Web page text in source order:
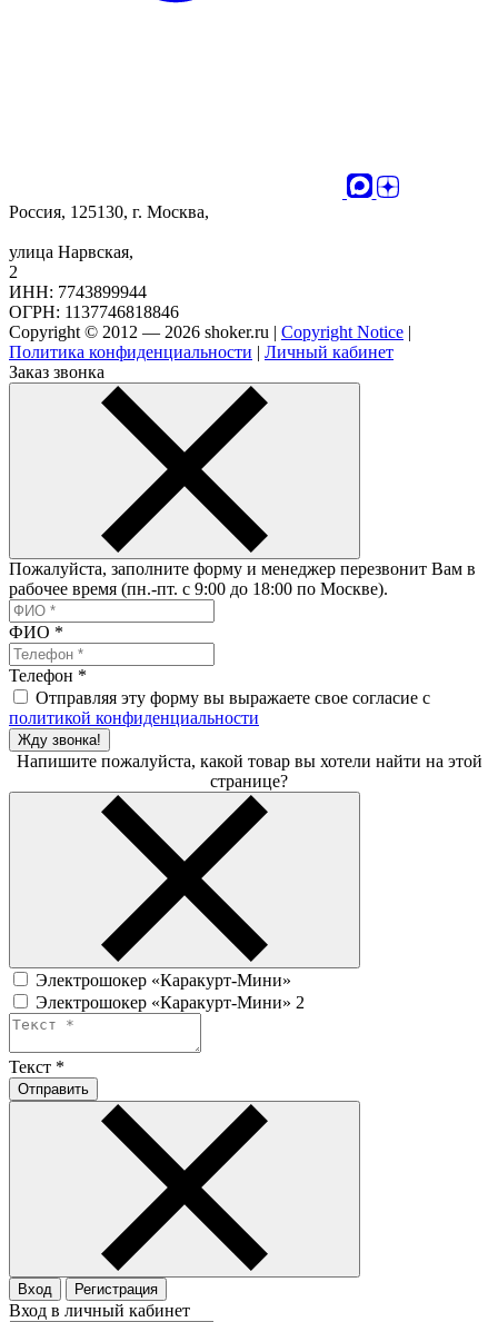
Россия, 125130, г. Москва,
улица Нарвская,
2
ИНН: 7743899944
ОГРН: 1137746818846
Copyright © 2012 — 2026 shoker.ru | Copyright Notice |
Политика конфиденциальности | Личный кабинет
Заказ звонка
Пожалуйста, заполните форму и менеджер перезвонит Вам в
рабочее время (пн.-пт. с 9:00 до 18:00 по Москве).
ФИО *
Телефон *
Отправляя эту форму вы выражаете свое согласие с
политикой конфиденциальности
Жду звонка!
Напишите пожалуйста, какой товар вы хотели найти на этой
странице?
Электрошокер «Каракурт-Мини»
Электрошокер «Каракурт-Мини» 2
Текст *
Отправить
Вход Регистрация
Вход в личный кабинет